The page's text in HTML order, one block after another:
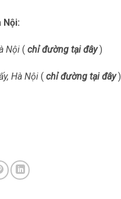
Nội:
Nội ( chỉ đường tại đây)
Hà Nội ( chỉ đường tại đây)